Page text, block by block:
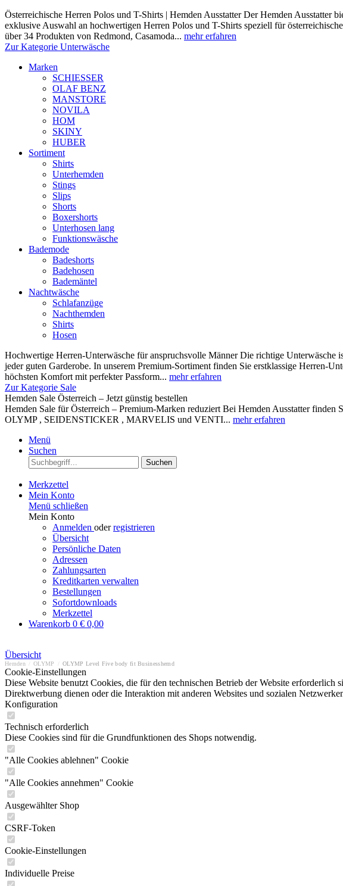
Österreichische Herren Polos und T-Shirts | Hemden Ausstatter Der Hemden Ausstatter
exklusive Auswahl an hochwertigen Herren Polos und T-Shirts speziell für
über 34 Produkten von Redmond, Casamoda... mehr erfahren
Zur Kategorie Unterwäsche
Marken
SCHIESSER
OLAF BENZ
MANSTORE
NOVILA
HOM
SKINY
HUBER
Sortiment
Shirts
Unterhemden
Stings
Slips
Shorts
Boxershorts
Unterhosen lang
Funktionswäsche
Bademode
Badeshorts
Badehosen
Bademäntel
Nachtwäsche
Schlafanzüge
Nachthemden
Shirts
Hosen
Hochwertige Herren-Unterwäsche für anspruchsvolle Männer Die richtige Unterwäsche
jeder guten Garderobe. In unserem Premium-Sortiment finden Sie erstklassige Herren-
höchsten Komfort mit perfekter Passform... mehr erfahren
Zur Kategorie Sale
Hemden Sale Österreich – Jetzt günstig bestellen
Hemden Sale für Österreich – Premium-Marken reduziert Bei Hemden Ausstatter
OLYMP , SEIDENSTICKER , MARVELIS und VENTI... mehr erfahren
Menü
Suchen
Suchen
Merkzettel
Mein Konto
Menü schließen
Mein Konto
Anmelden oderregistrieren
Übersicht
Persönliche Daten
Adressen
Zahlungsarten
Kreditkarten verwalten
Bestellungen
Sofortdownloads
Merkzettel
Warenkorb 0 € 0,00
Übersicht
Hemden OLYMP OLYMP Level Five body fit Businesshemd
Cookie-Einstellungen
Diese Website benutzt Cookies, die für den technischen Betrieb der Website
Direktwerbung dienen oder die Interaktion mit anderen Websites und sozialen
Konfiguration
Technisch erforderlich
Diese Cookies sind für die Grundfunktionen des Shops notwendig.
"Alle Cookies ablehnen" Cookie
"Alle Cookies annehmen" Cookie
Ausgewählter Shop
CSRF-Token
Cookie-Einstellungen
Individuelle Preise